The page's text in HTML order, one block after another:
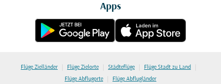
Apps
Flüge Zielländer | Flüge Zielorte | Städteflüge | Flüge Stadt zu Land |
Flüge Abflugorte | Flüge Abflugländer